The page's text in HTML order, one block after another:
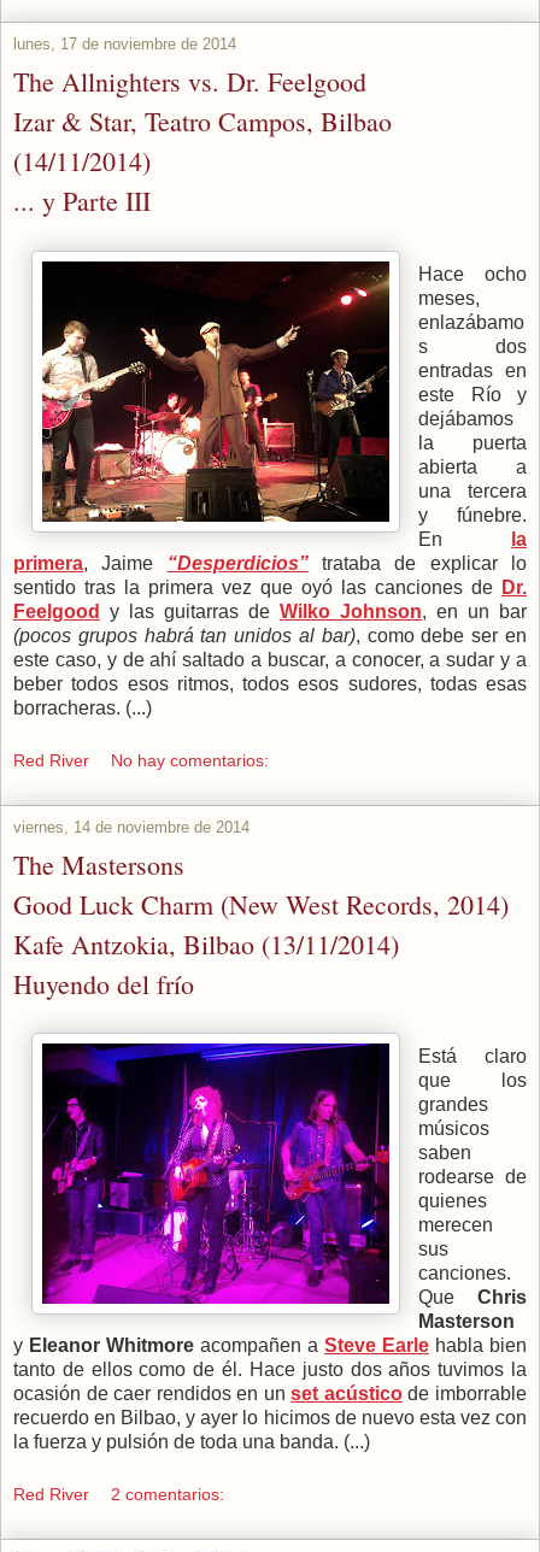
lunes, 17 de noviembre de 2014
The Allnighters vs. Dr. Feelgood
Izar & Star, Teatro Campos, Bilbao
(14/11/2014)
... y Parte III
Hace ocho
meses,
enlazábamo
s dos
entradas en
este Río y
dejábamos
la puerta
abierta a
una tercera
y fúnebre.
En
la
primera, Jaime “Desperdicios”trataba de explicar lo
sentido tras la primera vez que oyó las canciones de Dr.
Feelgood
y las guitarras de Wilko Johnson, en un bar
(pocos grupos habrá tan unidos al bar), como debe ser en
este caso, y de ahí saltado a buscar, a conocer, a sudar y a
beber todos esos ritmos, todos esos sudores, todas esas
borracheras. (...)
Red River No hay comentarios:
viernes, 14 de noviembre de 2014
The Mastersons
Good Luck Charm (New West Records, 2014)
Kafe Antzokia, Bilbao (13/11/2014)
Huyendo del frío
Está claro
que los
grandes
músicos
saben
rodearse de
quienes
merecen
sus
canciones.
Que Chris
Masterson
y Eleanor Whitmore acompañen a Steve Earle habla bien
tanto de ellos como de él. Hace justo dos años tuvimos la
ocasión de caer rendidos en unset acústicode imborrable
recuerdo en Bilbao, y ayer lo hicimos de nuevo esta vez con
la fuerza y pulsión de toda una banda. (...)
Red River 2 comentarios: